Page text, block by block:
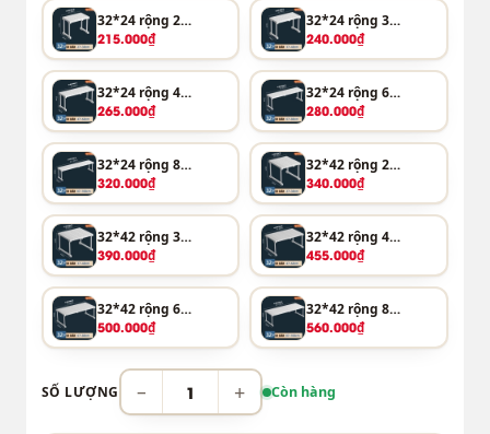
32*24 rộng 27-38cm
215.000₫
32*24 rộng 37-48cm
240.000₫
32*24 rộng 47-68cm
265.000₫
32*24 rộng 67-88cm
280.000₫
32*24 rộng 87-108cm
320.000₫
32*42 rộng 27-38cm
340.000₫
32*42 rộng 37-48cm
390.000₫
32*42 rộng 47-68cm
455.000₫
32*42 rộng 67-88cm
500.000₫
32*42 rộng 87-108cm
560.000₫
SỐ LƯỢNG − + Còn hàng